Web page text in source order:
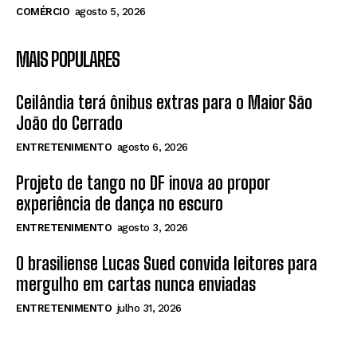
COMÉRCIO agosto 5, 2026
MAIS POPULARES
Ceilândia terá ônibus extras para o Maior São
João do Cerrado
ENTRETENIMENTO agosto 6, 2026
Projeto de tango no DF inova ao propor
experiência de dança no escuro
ENTRETENIMENTO agosto 3, 2026
O brasiliense Lucas Sued convida leitores para
mergulho em cartas nunca enviadas
ENTRETENIMENTO julho 31, 2026